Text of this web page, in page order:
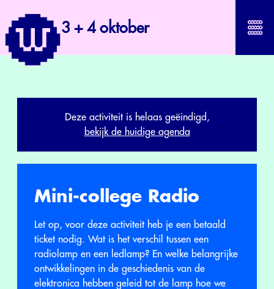
3 + 4 oktober
Deze activiteit is helaas geëindigd,
bekijk de huidige agenda
Mini-college Radio
Let op, voor deze activiteit heb je een betaald
ticket nodig. Wat is het verschil tussen een
radiolamp en een ledlamp? En welke belangrijke
ontwikkelingen in de geschiedenis van de
elektronica hebben geleid tot de lamp hoe we